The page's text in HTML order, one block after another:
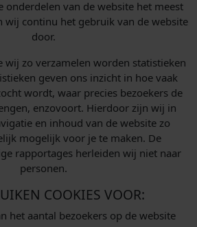
onderdelen van de website het meest
wij continu het gebruik van de website
door.
wij zo verzamelen worden statistieken
geven ons inzicht in hoe vaak
wordt, waar precies bezoekers de
enzovoort. Hierdoor zijn wij in
en inhoud van de website zo
mogelijk voor je te maken. De
rapportages herleiden wij niet naar
personen.
COOKIES VOOR:
het aantal bezoekers op de website